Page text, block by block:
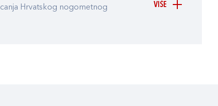
VIŠE
Hrvatskog nogometnog